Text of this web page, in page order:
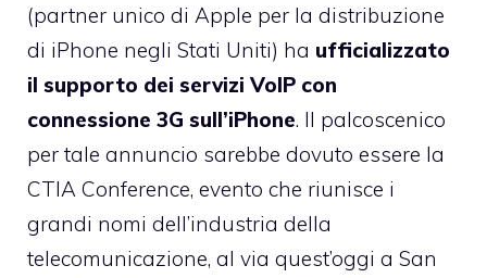
(partner unico di Apple per la distribuzione
di iPhone negli Stati Uniti) ha ufficializzato
il supporto dei servizi VoIP con
connessione 3G sull’iPhone. Il palcoscenico
per tale annuncio sarebbe dovuto essere la
CTIA Conference, evento che riunisce i
grandi nomi dell’industria della
telecomunicazione, al via quest’oggi a San